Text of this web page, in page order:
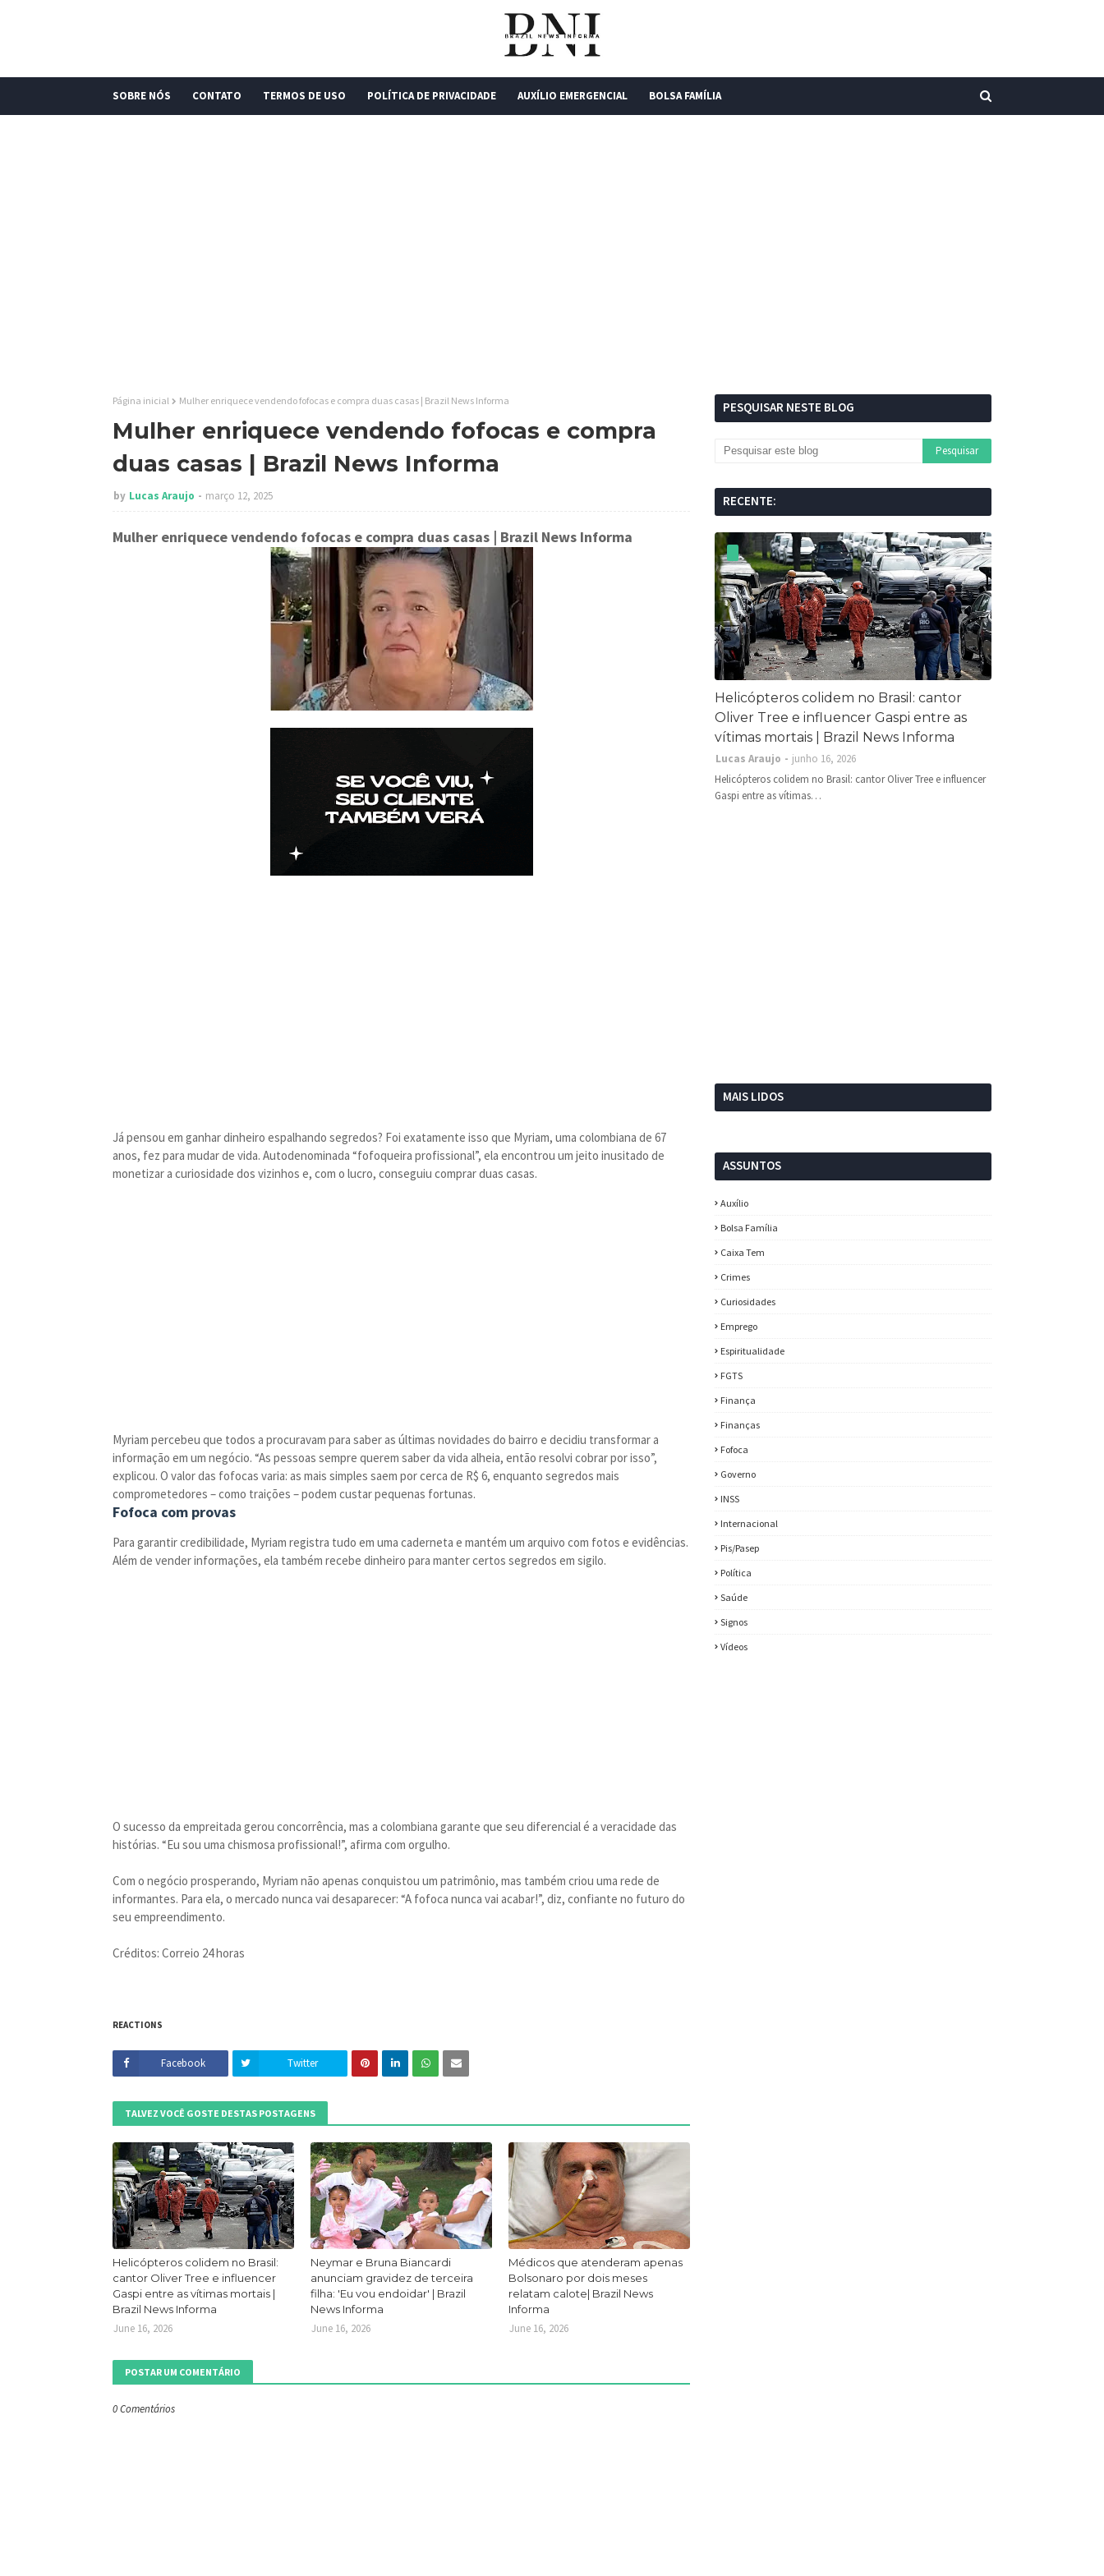
SOBRE NÓS CONTATO TERMOS DE USO POLÍTICA DE PRIVACIDADE AUXÍLIO EMERGENCIAL BOLSA FAMÍLIA
Página inicial Mulher enriquece vendendo fofocas e compra duas casas | Brazil News Informa
Mulher enriquece vendendo fofocas e compra
duas casas | Brazil News Informa
by Lucas Araujo março 12, 2025
Mulher enriquece vendendo fofocas e compra duas casas | Brazil News Informa
Já pensou em ganhar dinheiro espalhando segredos? Foi exatamente isso que Myriam, uma colombiana de 67
anos, fez para mudar de vida. Autodenominada “fofoqueira profissional”, ela encontrou um jeito inusitado de
monetizar a curiosidade dos vizinhos e, com o lucro, conseguiu comprar duas casas.
Myriam percebeu que todos a procuravam para saber as últimas novidades do bairro e decidiu transformar a
informação em um negócio. “As pessoas sempre querem saber da vida alheia, então resolvi cobrar por isso”,
explicou. O valor das fofocas varia: as mais simples saem por cerca de R$ 6, enquanto segredos mais
comprometedores – como traições – podem custar pequenas fortunas.
Fofoca com provas
Para garantir credibilidade, Myriam registra tudo em uma caderneta e mantém um arquivo com fotos e evidências.
Além de vender informações, ela também recebe dinheiro para manter certos segredos em sigilo.
O sucesso da empreitada gerou concorrência, mas a colombiana garante que seu diferencial é a veracidade das
histórias. “Eu sou uma chismosa profissional!”, afirma com orgulho.
Com o negócio prosperando, Myriam não apenas conquistou um patrimônio, mas também criou uma rede de
informantes. Para ela, o mercado nunca vai desaparecer: “A fofoca nunca vai acabar!”, diz, confiante no futuro do
seu empreendimento.
Créditos: Correio 24 horas
REACTIONS
Facebook Twitter
TALVEZ VOCÊ GOSTE DESTAS POSTAGENS
Helicópteros colidem no Brasil:
cantor Oliver Tree e influencer
Gaspi entre as vítimas mortais |
Brazil News Informa
June 16, 2026
Neymar e Bruna Biancardi
anunciam gravidez de terceira
filha: 'Eu vou endoidar' | Brazil
News Informa
June 16, 2026
Médicos que atenderam apenas
Bolsonaro por dois meses
relatam calote| Brazil News
Informa
June 16, 2026
POSTAR UM COMENTÁRIO
0 Comentários
PESQUISAR NESTE BLOG
RECENTE:
Helicópteros colidem no Brasil: cantor
Oliver Tree e influencer Gaspi entre as
vítimas mortais | Brazil News Informa
Lucas Araujo
junho 16, 2026
Helicópteros colidem no Brasil: cantor Oliver Tree e influencer
Gaspi entre as vítimas…
MAIS LIDOS
ASSUNTOS
Auxílio
Bolsa Família
Caixa Tem
Crimes
Curiosidades
Emprego
Espiritualidade
FGTS
Finança
Finanças
Fofoca
Governo
INSS
Internacional
Pis/Pasep
Política
Saúde
Signos
Vídeos